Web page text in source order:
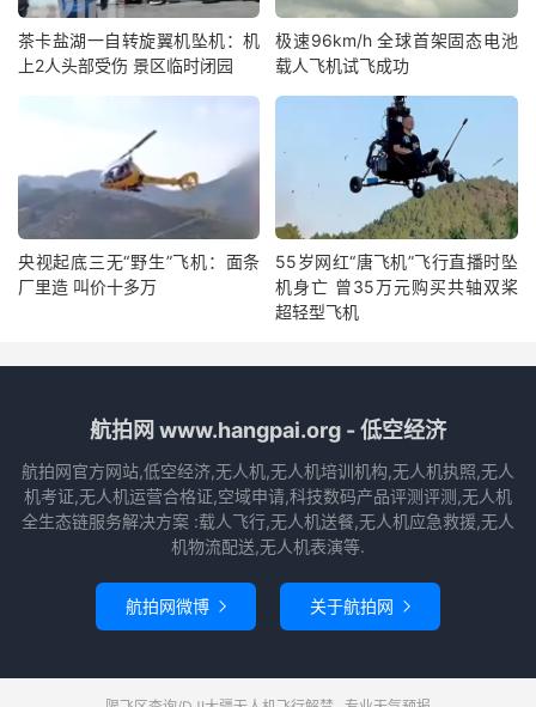
茶卡盐湖一自转旋翼机坠机：机
上2人头部受伤 景区临时闭园
极速96km/h 全球首架固态电池
载人飞机试飞成功
央视起底三无“野生”飞机：面条
厂里造 叫价十多万
55岁网红“唐飞机”飞行直播时坠
机身亡 曾35万元购买共轴双桨
超轻型飞机
航拍网 www.hangpai.org - 低空经济
航拍网官方网站,低空经济,无人机,无人机培训机构,无人机执照,无人
机考证,无人机运营合格证,空域申请,科技数码产品评测评测,无人机
全生态链服务解决方案 :载人飞行,无人机送餐,无人机应急救援,无人
机物流配送,无人机表演等.
航拍网微博  关于航拍网 